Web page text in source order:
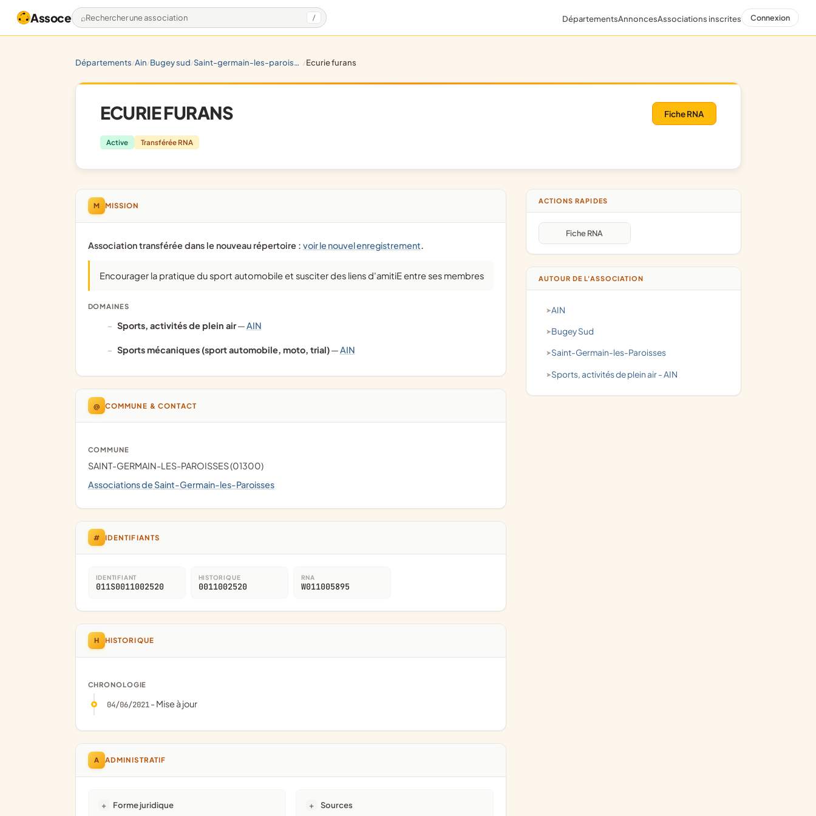
Assoce Rechercher une association / DépartementsAnnoncesAssociations inscrites Connexion
départements/ ain/ bugey sud/ saint-germain-les-paroisses / ecurie furans
ECURIE FURANS
Active Transférée RNA
Fiche RNA
M MISSION
Association transférée dans le nouveau répertoire : voir le nouvel enregistrement.
Encourager la pratique du sport automobile et susciter des liens d'amitiE entre ses membres
DOMAINES
Sports, activités de plein air—AIN
Sports mécaniques (sport automobile, moto, trial)—AIN
@ COMMUNE & CONTACT
COMMUNE
SAINT-GERMAIN-LES-PAROISSES (01300)
Associations de Saint-Germain-les-Paroisses
# IDENTIFIANTS
IDENTIFIANT
011S0011002520
HISTORIQUE
0011002520
RNA
W011005895
H HISTORIQUE
CHRONOLOGIE
04/06/2021- Mise à jour
A ADMINISTRATIF
Forme juridique Sources
ACTIONS RAPIDES
Fiche RNA
AUTOUR DE L'ASSOCIATION
AIN
Bugey Sud
Saint-Germain-les-Paroisses
Sports, activités de plein air - AIN